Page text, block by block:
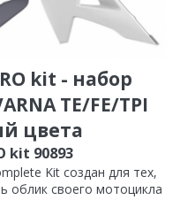
kit - набор
TE/FE/TPI
цвета
kit 90893
Kit создан для тех,
облик своего мотоцикла